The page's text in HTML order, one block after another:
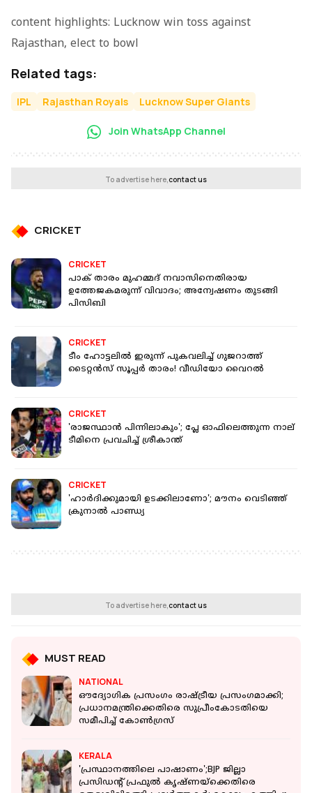
content highlights: Lucknow win toss against
Rajasthan, elect to bowl
Related tags:
IPL Rajasthan Royals Lucknow Super Giants
Join WhatsApp Channel
To advertise here,contact us
CRICKET
CRICKET
പാക് താരം മുഹമ്മദ് നവാസിനെതിരായ
ഉത്തേജകമരുന്ന് വിവാദം; അന്വേഷണം തുടങ്ങി
പിസിബി
CRICKET
ടീം ഹോട്ടലിൽ ഇരുന്ന് പുകവലിച്ച് ഗുജറാത്ത്
ടൈറ്റൻസ് സൂപ്പര്‍ താരം! വീഡിയോ വൈറൽ
CRICKET
'രാജസ്ഥാൻ പിന്നിലാകും'; പ്ലേ ഓഫിലെത്തുന്ന നാല്
ടീമിനെ പ്രവചിച്ച് ശ്രീകാന്ത്
CRICKET
'ഹാർദിക്കുമായി ഉടക്കിലാണോ'; മൗനം വെടിഞ്ഞ്
ക്രുനാല്‍ പാണ്ഡ്യ
To advertise here,contact us
MUST READ
NATIONAL
ഔദ്യോഗിക പ്രസംഗം രാഷ്ട്രീയ പ്രസംഗമാക്കി;
പ്രധാനമന്ത്രിക്കെതിരെ സുപ്രീംകോടതിയെ
സമീപിച്ച് കോണ്‍ഗ്രസ്
KERALA
'പ്രസ്ഥാനത്തിലെ പാഷാണം';BJP ജില്ലാ
പ്രസിഡന്റ് പ്രഫുൽ കൃഷ്ണയ്‌ക്കെതിരെ